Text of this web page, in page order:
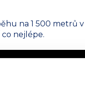
na 1 500 metrů
nejlépe.